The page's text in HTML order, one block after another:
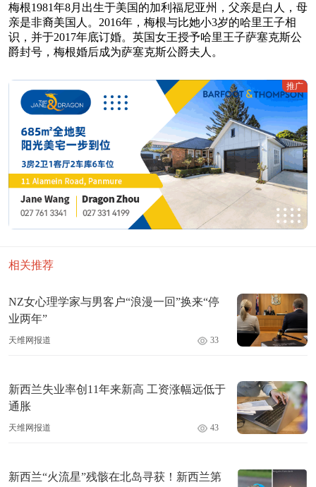
梅根1981年8月出生于美国的加利福尼亚州，父亲是白人，母
亲是非裔美国人。2016年，梅根与比她小3岁的哈里王子相
识，并于2017年底订婚。英国女王授予哈里王子萨塞克斯公
爵封号，梅根婚后成为萨塞克斯公爵夫人。
推广
相关推荐
NZ女心理学家与男客户“浪漫一回”换来“停
业两年”
天维网报道 33
新西兰失业率创11年来新高 工资涨幅远低于
通胀
天维网报道 43
新西兰“火流星”残骸在北岛寻获！新西兰第